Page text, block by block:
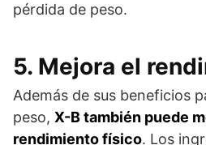
pérdida de peso.
5. Mejora el
Además de sus beneficios
peso, X-B también puede
rendimiento físico. Los